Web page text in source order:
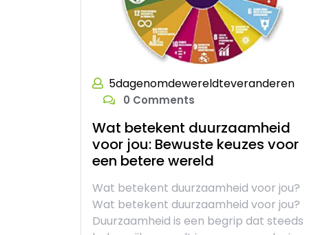
5dagenomdewereldteveranderen
0 Comments
Wat betekent duurzaamheid
voor jou: Bewuste keuzes voor
een betere wereld
Wat betekent duurzaamheid voor jou?
Wat betekent duurzaamheid voor jou?
Duurzaamheid is een begrip dat steeds